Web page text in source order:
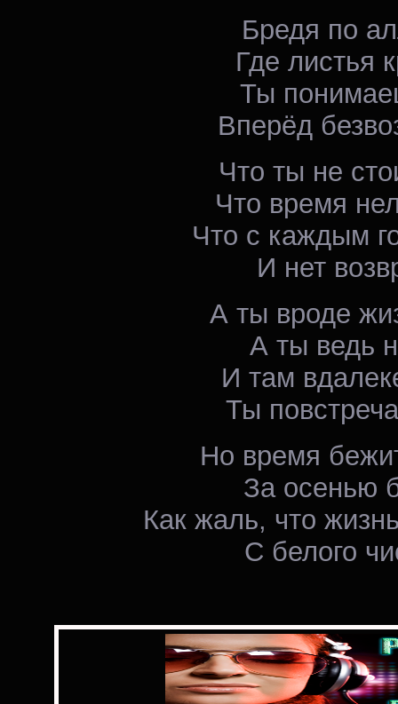
Бредя по
Где листья
Ты
Вперёд
Что ты не
Что время
Что с каждым
И нет
А ты вроде
А ты ведь
И там
Ты
Но время
За осенью
Как жаль, что
С белого